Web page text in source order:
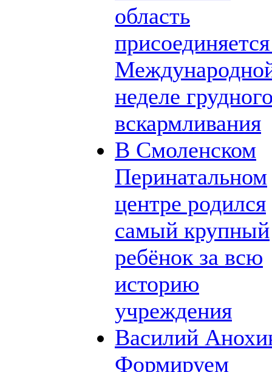
область
неделе
вскармливания
В Смоленском
Перинатальном
центре родился
самый крупный
ребёнок за всю
историю
учреждения
Василий
Формируем